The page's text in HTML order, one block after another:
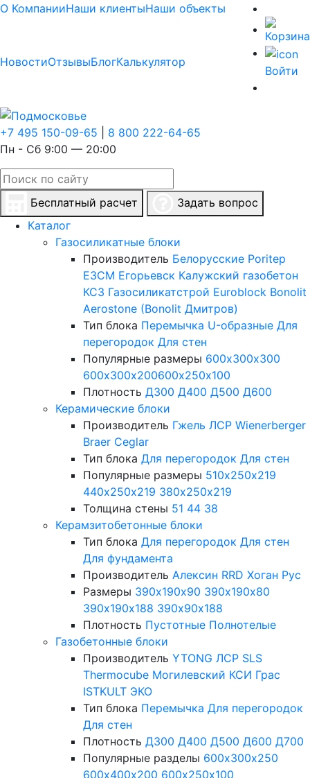
О КомпанииНаши клиентыНаши объекты
НовостиОтзывыБлогКалькулятор
Войти
+7 495 150-09-65
8 800 222-64-65
Пн - Сб 9:00 — 20:00
Бесплатный расчет
Задать вопрос
Каталог
Газосиликатные блоки
Производитель Белорусские Poritep
ЕЗСМ Егорьевск Калужский газобетон
КСЗ Газосиликатстрой Euroblock Bonolit
Aerostone (Bonolit Дмитров)
Тип блока Перемычка U-образные Для
перегородок Для стен
Популярные размеры 600х300х300
600х300х200600х250х100
Плотность Д300 Д400 Д500 Д600
Керамические блоки
Производитель Гжель ЛСР Wienerberger
Braer Ceglar
Тип блока Для перегородок Для стен
Популярные размеры 510х250х219
440х250х219 380х250х219
Толщина стены 51 44 38
Керамзитобетонные блоки
Тип блока Для перегородок Для стен
Для фундамента
Производитель Алексин RRD Хоган Рус
Размеры 390х190х90 390х190х80
390х190х188 390х90х188
Плотность Пустотные Полнотелые
Газобетонные блоки
Производитель YTONG ЛСР SLS
Thermocube Могилевский КСИ Грас
ISTKULT ЭКО
Тип блока Перемычка Для перегородок
Для стен
Плотность Д300 Д400 Д500 Д600 Д700
Популярные разделы 600х300х250
600х400х200 600х250х100